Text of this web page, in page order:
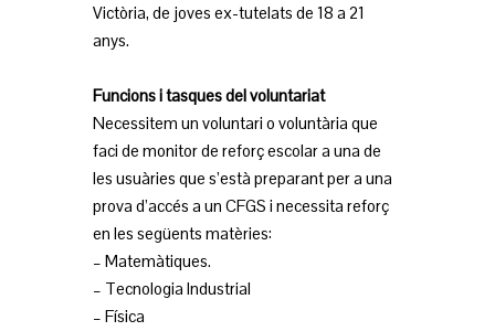
Victòria, de joves ex-tutelats de 18 a 21
anys.
Funcions i tasques del voluntariat
Necessitem un voluntari o voluntària que
faci de monitor de reforç escolar a una de
les usuàries que s’està preparant per a una
prova d’accés a un CFGS i necessita reforç
en les següents matèries:
– Matemàtiques.
– Tecnologia Industrial
– Física